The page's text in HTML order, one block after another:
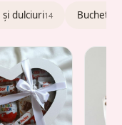
dulciuri14 Buchete